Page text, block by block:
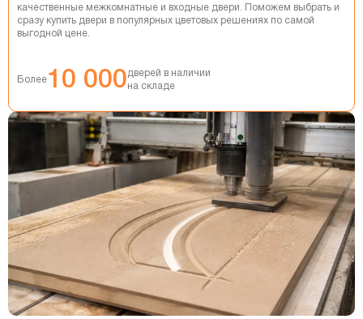
качественные межкомнатные и входные двери. Поможем выбрать и
сразу купить двери в популярных цветовых решениях по самой
выгодной цене.
Более10 000дверей в наличии
на складе